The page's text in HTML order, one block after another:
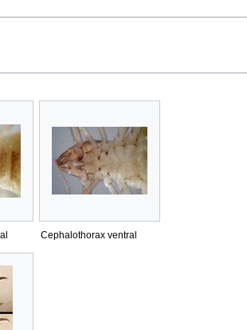
Cephalothorax ventral